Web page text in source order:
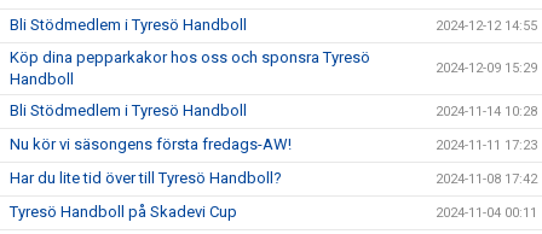
Bli Stödmedlem i Tyresö Handboll 2024-12-12 14:55
Köp dina pepparkakor hos oss och sponsra Tyresö
Handboll
2024-12-09 15:29
Bli Stödmedlem i Tyresö Handboll 2024-11-14 10:28
Nu kör vi säsongens första fredags-AW! 2024-11-11 17:23
Har du lite tid över till Tyresö Handboll? 2024-11-08 17:42
Tyresö Handboll på Skadevi Cup 2024-11-04 00:11